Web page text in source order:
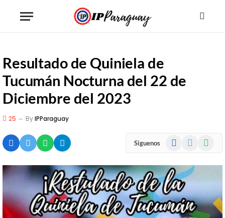
Resultado de Quiniela de
Tucumán Nocturna del 22 de
Diciembre del 2023
25 ByIPParaguay
Siguenos Facebook